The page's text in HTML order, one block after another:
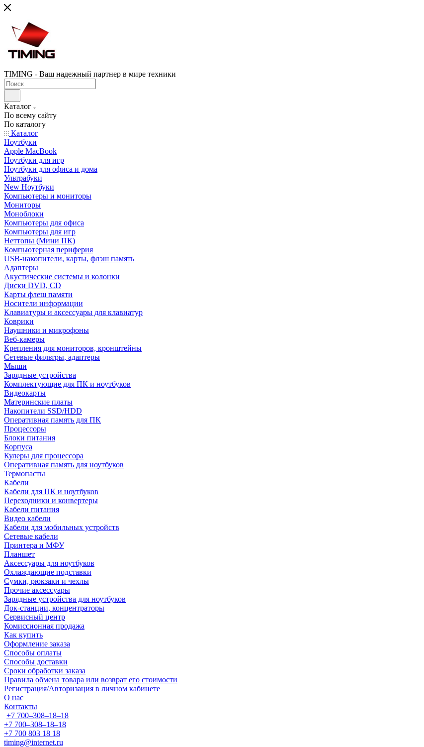
TIMING - Ваш надежный партнер в мире техники
Каталог
По всему сайту
По каталогу
Каталог
Ноутбуки
Apple MacBook
Ноутбуки для игр
Ноутбуки для офиса и дома
Ультрабуки
New Ноутбуки
Компьютеры и мониторы
Мониторы
Моноблоки
Компьютеры для офиса
Компьютеры для игр
Неттопы (Мини ПК)
Компьютерная периферия
USB-накопители, карты, флэш память
Адаптеры
Акустические системы и колонки
Диски DVD, CD
Карты флеш памяти
Носители информации
Клавиатуры и аксессуары для клавиатур
Коврики
Наушники и микрофоны
Веб-камеры
Крепления для мониторов, кронштейны
Сетевые фильтры, адаптеры
Мыши
Зарядные устройства
Комплектующие для ПК и ноутбуков
Видеокарты
Материнские платы
Накопители SSD/HDD
Оперативная память для ПК
Процессоры
Блоки питания
Корпуса
Кулеры для процессора
Оперативная память для ноутбуков
Термопасты
Кабели
Кабели для ПК и ноутбуков
Переходники и конвертеры
Кабели питания
Видео кабели
Кабели для мобильных устройств
Сетевые кабели
Принтера и МФУ
Планшет
Аксессуары для ноутбуков
Охлаждающие подставки
Сумки, рюкзаки и чехлы
Прочие аксессуары
Зарядные устройства для ноутбуков
Док-станции, концентраторы
Сервисный центр
Комиссионная продажа
Как купить
Оформление заказа
Способы оплаты
Способы доставки
Сроки обработки заказа
Правила обмена товара или возврат его стоимости
Регистрация/Авторизация в личном кабинете
О нас
Контакты
+7 700‒308‒18‒18
+7 700‒308‒18‒18
+7 700 803 18 18
timing@internet.ru